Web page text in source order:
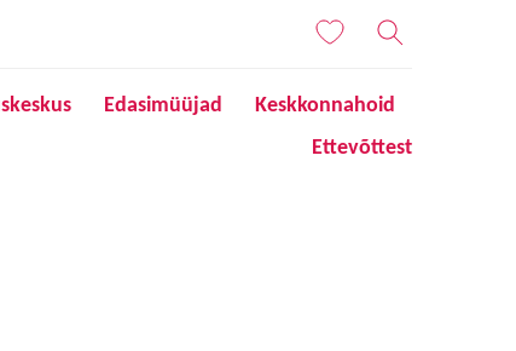
Edasimüüjad
Keskkonnahoid
Ettevõttest